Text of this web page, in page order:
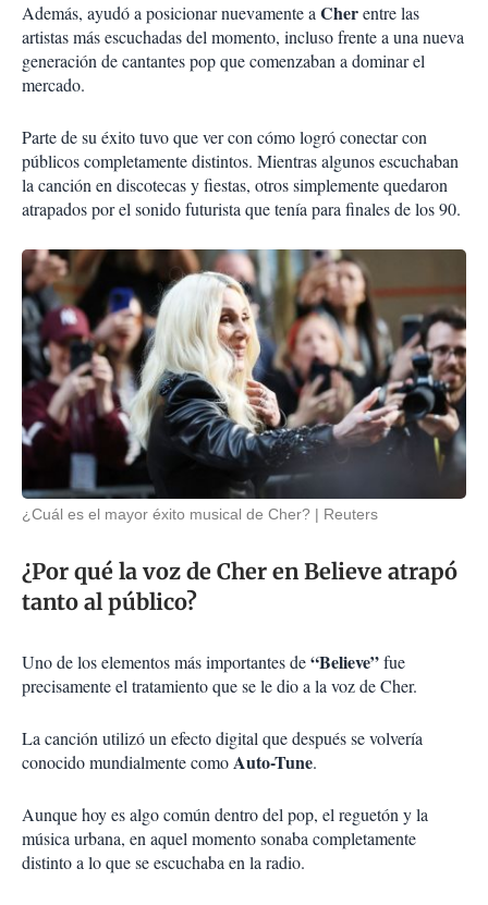
Además, ayudó a posicionar nuevamente aCherentre las
artistas más escuchadas del momento, incluso frente a una nueva
generación de cantantes pop que comenzaban a dominar el
mercado.
Parte de su éxito tuvo que ver con cómo logró conectar con
públicos completamente distintos. Mientras algunos escuchaban
la canción en discotecas y fiestas, otros simplemente quedaron
atrapados por el sonido futurista que tenía para finales de los 90.
¿Cuál es el mayor éxito musical de Cher? Reuters
¿Por qué la voz de Cher en Believe atrapó
tanto al público?
Uno de los elementos más importantes de“Believe”fue
precisamente el tratamiento que se le dio a la voz de Cher.
La canción utilizó un efecto digital que después se volvería
conocido mundialmente comoAuto-Tune.
Aunque hoy es algo común dentro del pop, el reguetón y la
música urbana, en aquel momento sonaba completamente
distinto a lo que se escuchaba en la radio.